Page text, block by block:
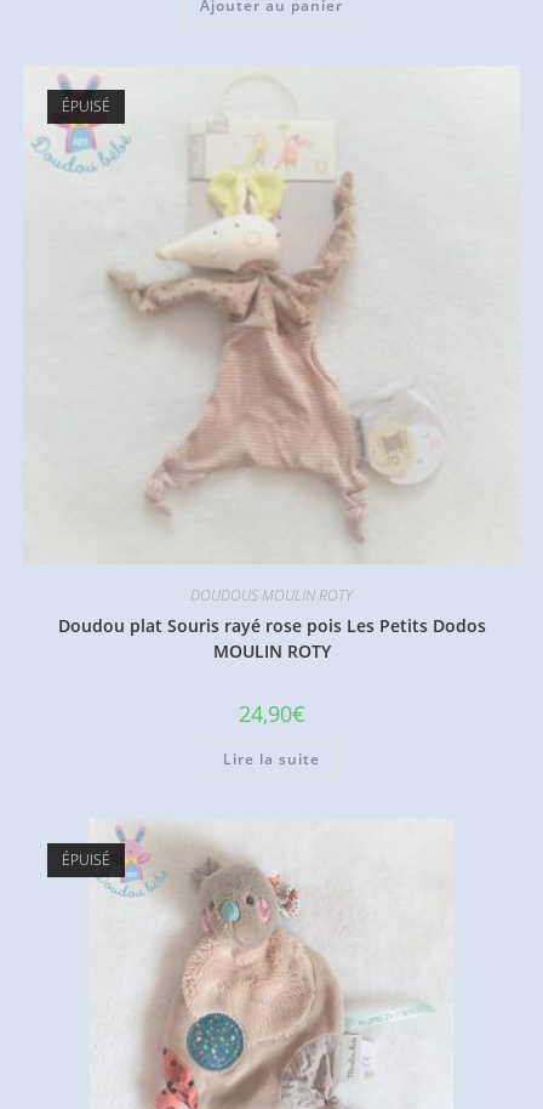
Ajouter au panier
ÉPUISÉ
DOUDOUS MOULIN ROTY
Doudou plat Souris rayé rose pois Les Petits Dodos
MOULIN ROTY
24,90€
Lire la suite
ÉPUISÉ